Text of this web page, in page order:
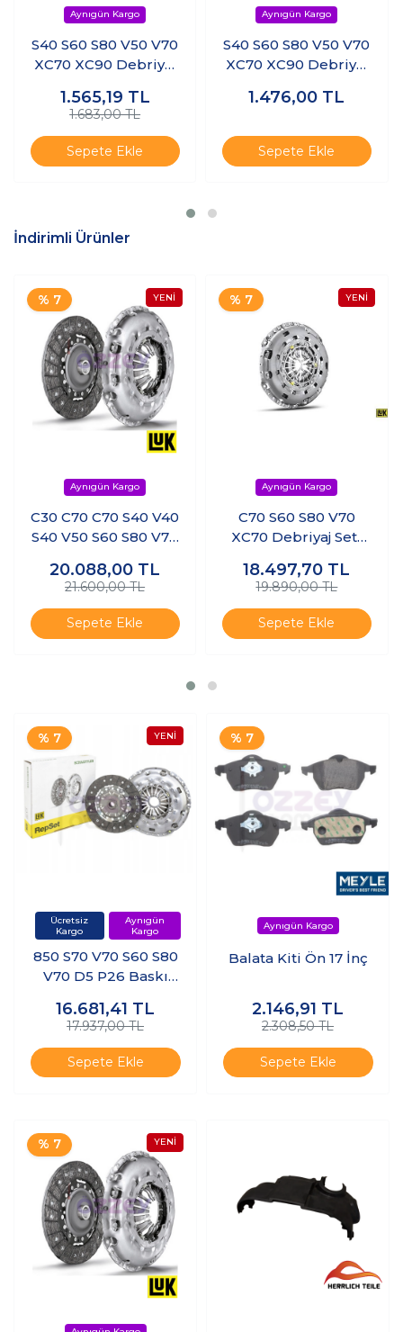
S40 S60 S80 V50 V70
XC70 XC90 Debriyaj
1.565,19 TL
1.683,00 TL
Sepete Ekle
S40 S60 S80 V50 V70
XC70 XC90 Debriyaj
1.476,00 TL
Sepete Ekle
İndirimli Ürünler
% 7
C30 C70 C70 S40 V40
S40 V50 S60 S80 V70
20.088,00 TL
21.600,00 TL
Sepete Ekle
% 7
C70 S60 S80 V70
XC70 Debriyaj Seti
18.497,70 TL
19.890,00 TL
Sepete Ekle
% 7
850 S70 V70 S60 S80
V70 D5 P26 Baskı
16.681,41 TL
17.937,00 TL
Sepete Ekle
% 7
Balata Kiti Ön 17 İnç
2.146,91 TL
2.308,50 TL
Sepete Ekle
% 7